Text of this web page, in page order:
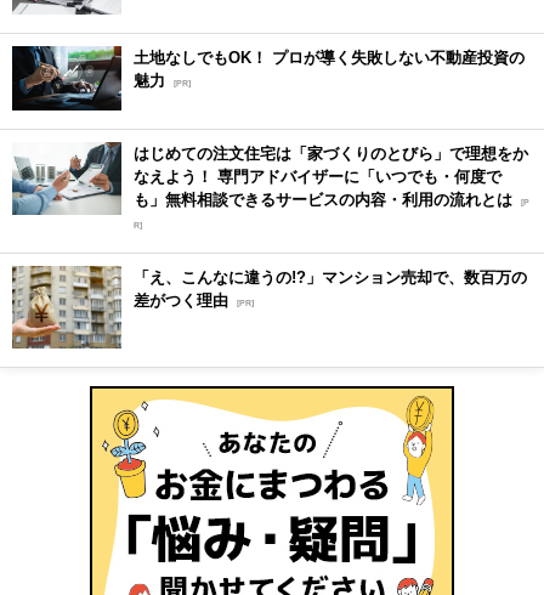
土地なしでもOK！ プロが導く失敗しない不動産投資の
魅力
[PR]
はじめての注文住宅は「家づくりのとびら」で理想をか
なえよう！ 専門アドバイザーに「いつでも・何度で
も」無料相談できるサービスの内容・利用の流れとは [P
R]
「え、こんなに違うの!?」マンション売却で、数百万の
差がつく理由 [PR]